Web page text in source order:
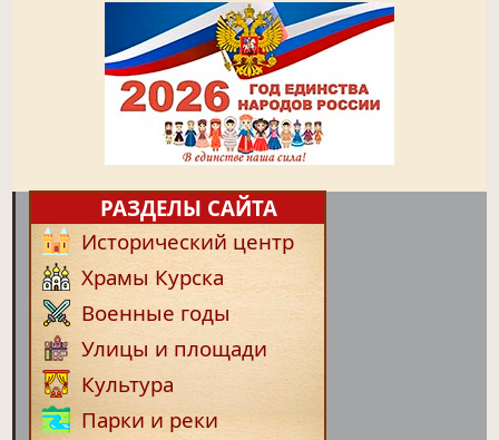
РАЗДЕЛЫ САЙТА
Исторический центр
Храмы Курска
Военные годы
Улицы и площади
Культура
Парки и реки